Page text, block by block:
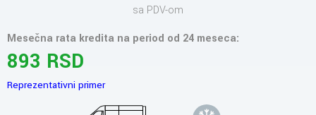
sa PDV-om
Mesečna rata kredita na period od 24 meseca:
893 RSD
Reprezentativni primer